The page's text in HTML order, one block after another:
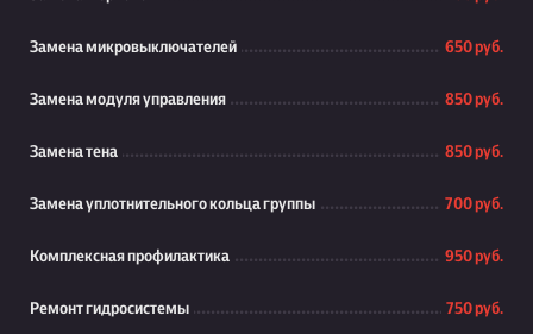
Замена микровыключателей 650 руб.
Замена модуля управления 850 руб.
Замена тена 850 руб.
Замена уплотнительного кольца группы 700 руб.
Комплексная профилактика 950 руб.
Ремонт гидросистемы 750 руб.